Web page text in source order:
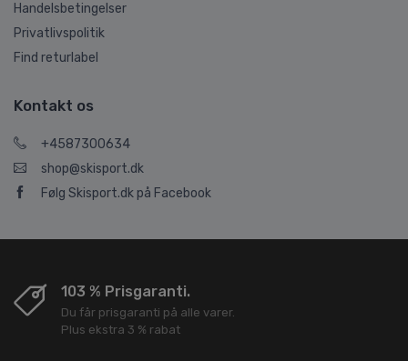
Handelsbetingelser
Privatlivspolitik
Find returlabel
Kontakt os
+4587300634
shop@skisport.dk
Følg Skisport.dk på Facebook
103 % Prisgaranti.
Du får prisgaranti på alle varer.
Plus ekstra 3 % rabat